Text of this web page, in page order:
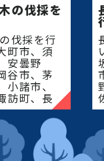
の伐採を
伐採を行
町市、須
安曇野
谷市、茅
諸市、
訪町、長